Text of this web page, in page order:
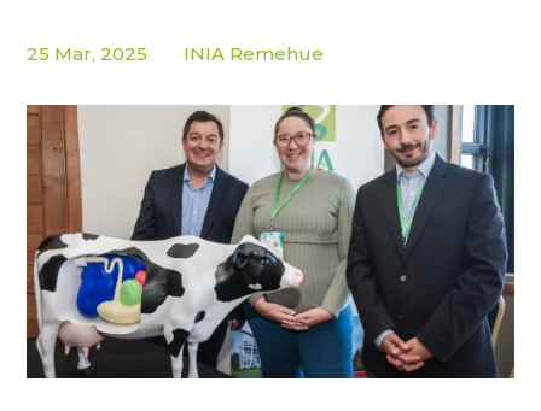
25 Mar, 2025 INIA Remehue